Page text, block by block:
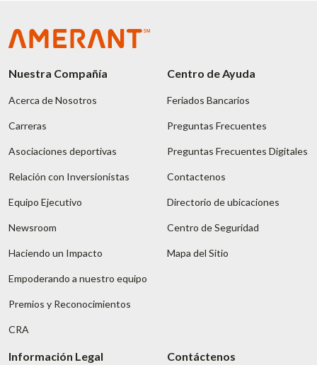
Nuestra Compañía
Acerca de Nosotros
Carreras
Asociaciones deportivas
Relación con Inversionistas
Equipo Ejecutivo
Newsroom
Haciendo un Impacto
Empoderando a nuestro equipo
Premios y Reconocimientos
CRA
Centro de Ayuda
Feriados Bancarios
Preguntas Frecuentes
Preguntas Frecuentes Digitales
Contactenos
Directorio de ubicaciones
Centro de Seguridad
Mapa del Sitio
Información Legal Contáctenos